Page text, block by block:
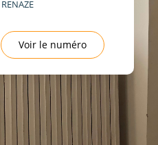
RENAZE
Voir le numéro